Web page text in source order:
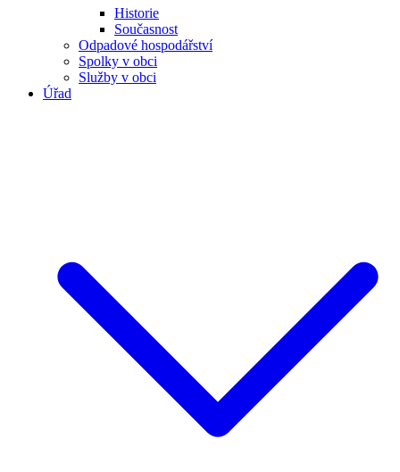
Historie
Současnost
Odpadové hospodářství
Spolky v obci
Služby v obci
Úřad